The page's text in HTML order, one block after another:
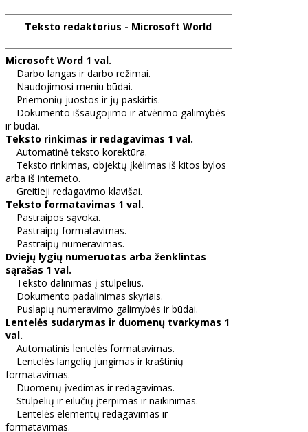
Teksto redaktorius - Microsoft World
Microsoft Word 1 val.
Darbo langas ir darbo režimai.
Naudojimosi meniu būdai.
Priemonių juostos ir jų paskirtis.
Dokumento išsaugojimo ir atvėrimo galimybės
ir būdai.
Teksto rinkimas ir redagavimas 1 val.
Automatinė teksto korektūra.
Teksto rinkimas, objektų įkėlimas iš kitos bylos
arba iš interneto.
Greitieji redagavimo klavišai.
Teksto formatavimas 1 val.
Pastraipos sąvoka.
Pastraipų formatavimas.
Pastraipų numeravimas.
Dviejų lygių numeruotas arba ženklintas
sąrašas 1 val.
Teksto dalinimas į stulpelius.
Dokumento padalinimas skyriais.
Puslapių numeravimo galimybės ir būdai.
Lentelės sudarymas ir duomenų tvarkymas 1
val.
Automatinis lentelės formatavimas.
Lentelės langelių jungimas ir kraštinių
formatavimas.
Duomenų įvedimas ir redagavimas.
Stulpelių ir eilučių įterpimas ir naikinimas.
Lentelės elementų redagavimas ir
formatavimas.